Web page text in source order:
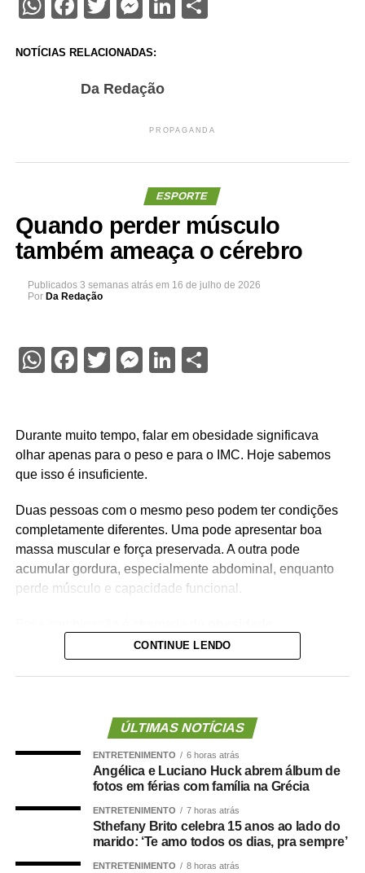
NOTÍCIAS RELACIONADAS:
Da Redação
PROPAGANDA
ESPORTE
Quando perder músculo
também ameaça o cérebro
Publicados 3 semanas atrás em 16 de julho de 2026
Por Da Redação
WhatsApp
Facebook
Twitter
Messenger
LinkedIn
Share
Durante muito tempo, falar em obesidade significava
olhar apenas para o peso e para o IMC. Hoje sabemos
que isso é insuficiente.
Duas pessoas com o mesmo peso podem ter condições
completamente diferentes. Uma pode apresentar boa
massa muscular e força preservada. A outra pode
acumular gordura, especialmente abdominal, enquanto
perde músculo e capacidade funcional.
Ela reúne dois problemas importantes: excesso de
muscular. Além de aumentar o risco de fragilidade,
quedas, diabetes e doenças cardiovasculares, novas
evidências mostram que essa condição também pode
estar associada a maior risco de demência.
O que a ciência mostra :
CONTINUE LENDO
ÚLTIMAS NOTÍCIAS
ENTRETENIMENTO 6 horas atrás
Angélica e Luciano Huck abrem álbum de
fotos em férias com família na Grécia
ENTRETENIMENTO 7 horas atrás
Sthefany Brito celebra 15 anos ao lado do
marido: ‘Te amo todos os dias, pra sempre’
ENTRETENIMENTO 8 horas atrás